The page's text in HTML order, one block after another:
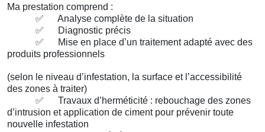
Ma prestation comprend :
✅
Analyse complète de la situation
✅
Diagnostic précis
✅
Mise en place d’un traitement adapté avec des
produits professionnels
(selon le niveau d’infestation, la surface et l’accessibilité
des zones à traiter)
✅
Travaux d’herméticité : rebouchage des zones
d’intrusion et application de ciment pour prévenir toute
nouvelle infestation